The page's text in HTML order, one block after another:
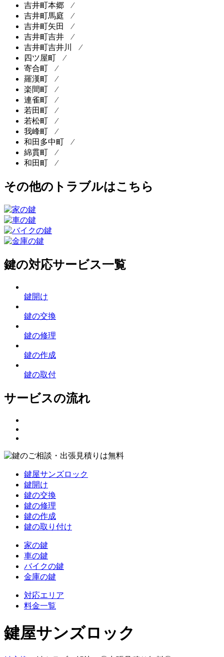
吉井町本郷 ⁄
吉井町馬庭 ⁄
吉井町矢田 ⁄
吉井町吉井 ⁄
吉井町吉井川 ⁄
四ツ屋町 ⁄
寄合町 ⁄
羅漢町 ⁄
楽間町 ⁄
連雀町 ⁄
若田町 ⁄
若松町 ⁄
我峰町 ⁄
和田多中町 ⁄
綿貫町 ⁄
和田町 ⁄
その他のトラブルはこちら
鍵の対応サービス一覧
鍵開け
鍵の交換
鍵の修理
鍵の作成
鍵の取付
サービスの流れ
鍵屋サンズロック
鍵開け
鍵の交換
鍵の修理
鍵の作成
鍵の取り付け
家の鍵
車の鍵
バイクの鍵
金庫の鍵
対応エリア
料金一覧
鍵屋サンズロック